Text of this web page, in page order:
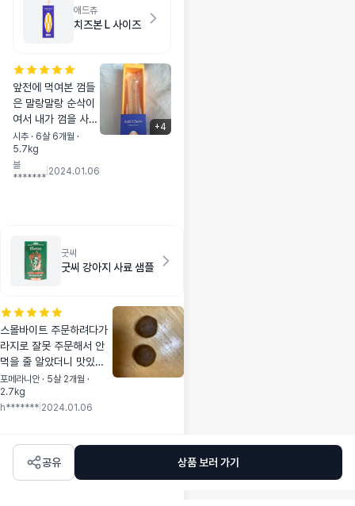
애드츄
치즈본 L 사이즈
앞전에 먹여본 껌들
은 말랑말랑 순삭이
여서 내가 껌을 사준
게 맞나 싶을정도로
ㅋㅋ 후딱 먹었다면,
애드츄는 와그작 갉
냥 줬어요. 치즈. 우
유 냄새가 폴폴 나고
강아지가 너무 잘 먹
니 어금니쪽에 얇게
껴 있던 치석이 제거
됐어요~ 지금꺼 다
먹으면 재주문 해야
겠어요.
시추 · 6살 6개월 ·
5.7kg
블
*******
2024.01.06
+4
굿씨
굿씨 강아지 사료 샘플
스몰바이트 주문하려다가
라지로 잘못 주문해서 안
먹을 줄 알았더니 맛있는
지 크니까 오히려 더 잘 씹
어먹네요.
포메라니안 · 5살 2개월 ·
2.7kg
h******* 2024.01.06
공유 상품 보러 가기